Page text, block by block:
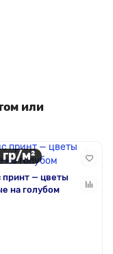
или
м²
— цветы
на голубом